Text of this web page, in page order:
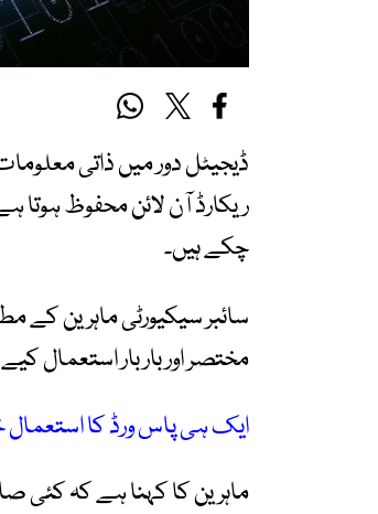
ڈیجیٹل دور میں ذاتی
ریکارڈ آن لائن محفوظ ہوتا
چکے ہیں۔
سائبر سیکیورٹی ماہرین کے
مختصر اور بار بار استعمال
ایک ہی پاس ورڈ کا
ماہرین کا کہنا ہے کہ کئی